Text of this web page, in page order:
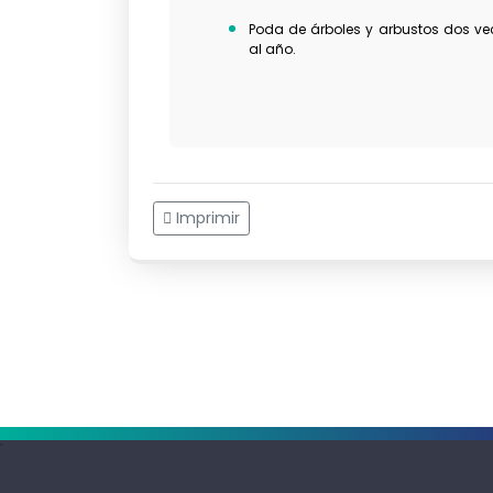
Poda de árboles y arbustos dos
al año.
Imprimir
.